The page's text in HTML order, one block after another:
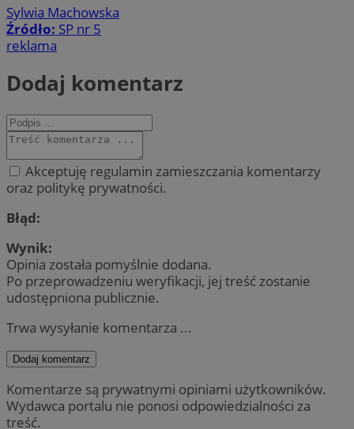
Sylwia Machowska
Źródło: SP nr 5
reklama
Dodaj komentarz
Akceptuję regulamin zamieszczania komentarzy
oraz politykę prywatności.
Błąd:
Wynik:
Opinia została pomyślnie dodana.
Po przeprowadzeniu weryfikacji, jej treść zostanie
udostępniona publicznie.
Trwa wysyłanie komentarza ...
Dodaj komentarz
Komentarze są prywatnymi opiniami użytkowników.
Wydawca portalu nie ponosi odpowiedzialności za
treść.